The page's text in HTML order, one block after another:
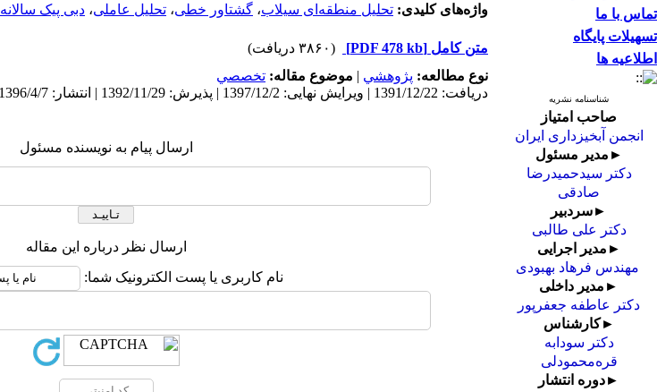
تماس با ما
تسهیلات پایگاه
اطلاعیه ها
شناسنامه نشریه
صاحب امتیاز
انجمن آبخیزداری ایران
►مدیر مسئول
دکتر سیدحمیدرضا
صادقی
►سردبیر
دکتر علی طالبی
►مدیر اجرایی
مهندس فرهاد بهبودی
►مدیر داخلی
دکتر عاطفه جعفرپور
►کارشناس
دکتر سودابه
قره‌محمودلی
►دوره انتشار
واژه‌های کلیدی: تحلیل منطقه‌ای سیلاب، گشتاور خطی، تحلیل عاملی، دبی پیک سالانه
متن کامل [PDF 478 kb]
(۳۸۶۰ دریافت)
نوع مطالعه: پژوهشي | موضوع مقاله: تخصصي
دریافت: 1391/12/22 | ویرایش نهایی: 1397/12/2 | پذیرش: 1392/11/29 | انتشار: 1396/4/7 | انتشار الکترونیک: 1396/4/7
ارسال پیام به نویسنده مسئول
ارسال نظر درباره این مقاله
نام کاربری یا پست الکترونیک شما: